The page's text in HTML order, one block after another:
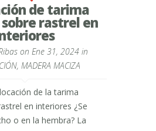
de tarima
rastrel en
on Ene 31, 2024 in
, MADERA MACIZA
de la tarima
en interiores ¿Se
o en la hembra? La